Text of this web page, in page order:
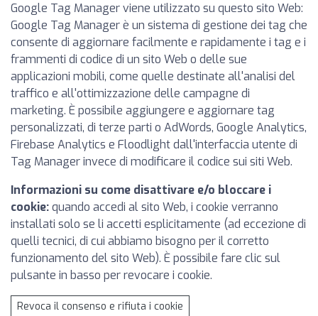
Google Tag Manager viene utilizzato su questo sito Web:
Google Tag Manager è un sistema di gestione dei tag che
consente di aggiornare facilmente e rapidamente i tag e i
frammenti di codice di un sito Web o delle sue
applicazioni mobili, come quelle destinate all'analisi del
traffico e all'ottimizzazione delle campagne di
marketing. È possibile aggiungere e aggiornare tag
personalizzati, di terze parti o AdWords, Google Analytics,
Firebase Analytics e Floodlight dall'interfaccia utente di
Tag Manager invece di modificare il codice sui siti Web.
Informazioni su come disattivare e/o bloccare i
cookie:quando accedi al sito Web, i cookie verranno
installati solo se li accetti esplicitamente (ad eccezione di
quelli tecnici, di cui abbiamo bisogno per il corretto
funzionamento del sito Web). È possibile fare clic sul
pulsante in basso per revocare i cookie.
Revoca il consenso e rifiuta i cookie